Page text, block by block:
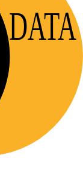
DATA